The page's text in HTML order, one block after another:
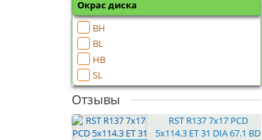
Окрас диска
BH
BL
HB
SL
Отзывы
RST R137 7x17 PCD
5x114.3 ET 31 DIA 67.1 BD